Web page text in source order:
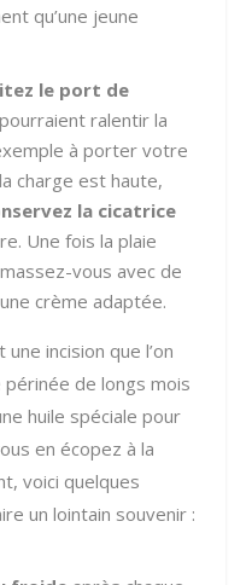
qu’une jeune
le port de
ralentir la
à porter votre
charge est haute,
la cicatrice
Une fois la plaie
vous avec de
crème adaptée.
une incision que l’on
de longs mois
huile spéciale pour
en écopez à la
voici quelques
un lointain souvenir :